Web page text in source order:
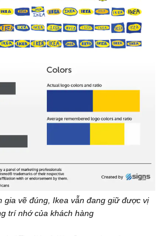
gia vẽ đúng, Ikea vẫn đang giữ được vị
trí nhớ của khách hàng